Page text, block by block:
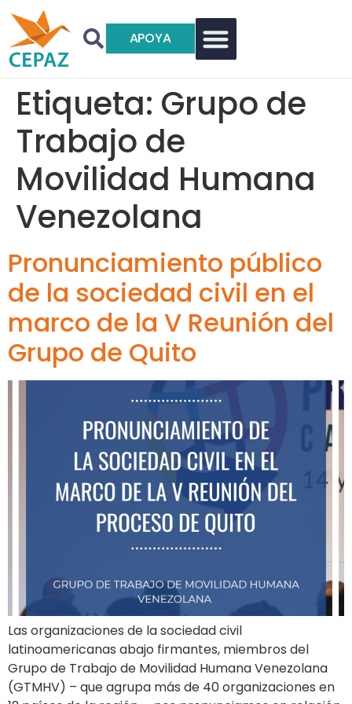
APOYA
Etiqueta: Grupo de
Trabajo de
Movilidad Humana
Venezolana
Pronunciamiento público
de la sociedad civil en el
marco de la V Reunión del
Grupo de Quito
Las organizaciones de la sociedad civil
latinoamericanas abajo firmantes, miembros del
Grupo de Trabajo de Movilidad Humana Venezolana
(GTMHV) – que agrupa más de 40 organizaciones en